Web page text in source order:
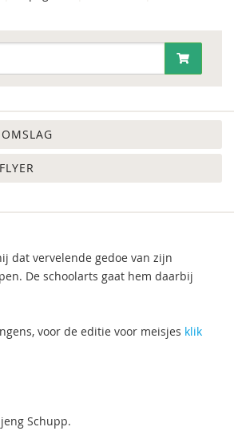
dat vervelende gedoe van zijn
De schoolarts gaat hem daarbij
voor de editie voor meisjes klik
Schupp.